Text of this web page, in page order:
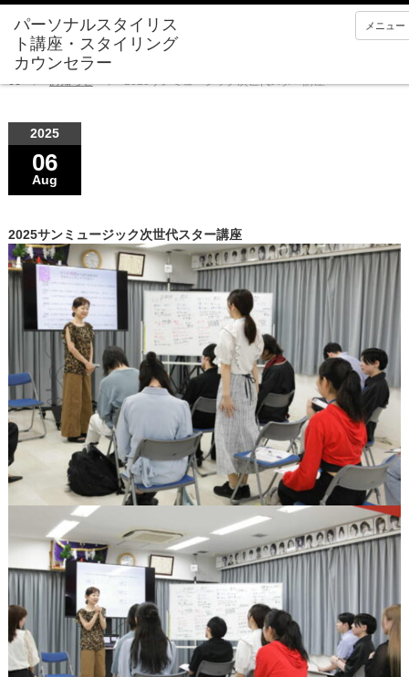
メニュー
お知らせ 2025サンミュージック次世代スター講座
2025
06
Aug
2025サンミュージック次世代スター講座